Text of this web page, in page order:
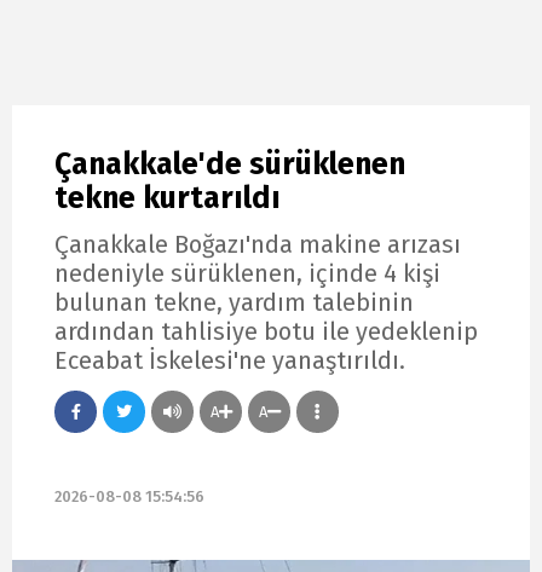
Çanakkale'de sürüklenen
tekne kurtarıldı
Çanakkale Boğazı'nda makine arızası
nedeniyle sürüklenen, içinde 4 kişi
bulunan tekne, yardım talebinin
ardından tahlisiye botu ile yedeklenip
Eceabat İskelesi'ne yanaştırıldı.
A A
2026-08-08 15:54:56